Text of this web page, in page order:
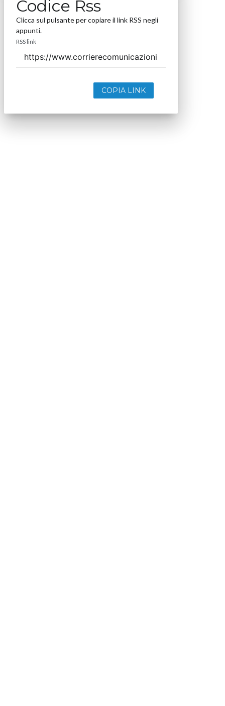
Codice Rss
Clicca sul pulsante per copiare il link RSS negli
appunti.
RSS link
COPIA LINK